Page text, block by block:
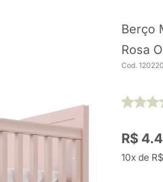
Berço
Rosa
Cod.
R$
10x de